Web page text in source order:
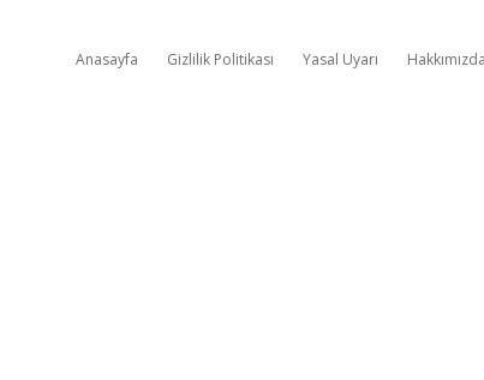
Anasayfa Gizlilik Politikası Yasal Uyarı Hakkımızda